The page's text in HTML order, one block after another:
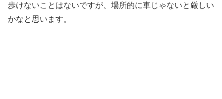
歩けないことはないですが、場所的に車じゃないと厳しい
かなと思います。